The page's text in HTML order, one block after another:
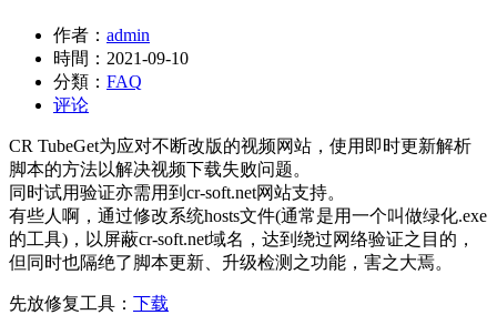
作者： admin
時間： 2021-09-10
分類： FAQ
评论
CR TubeGet为应对不断改版的视频网站，使用即时更新解析
脚本的方法以解决视频下载失败问题。
同时试用验证亦需用到cr-soft.net网站支持。
有些人啊，通过修改系统hosts文件(通常是用一个叫做绿化.exe
的工具)，以屏蔽cr-soft.net域名，达到绕过网络验证之目的，
但同时也隔绝了脚本更新、升级检测之功能，害之大焉。
先放修复工具： 下载